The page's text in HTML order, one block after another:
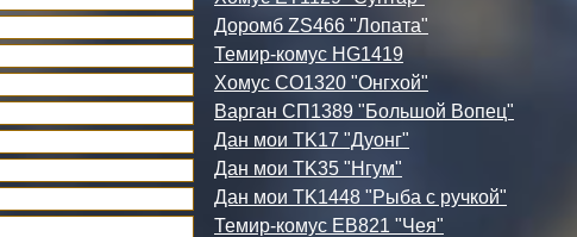
Доромб ZS466 "Лопата"
Темир-комус HG1419
Хомус СО1320 "Онгхой"
Варган СП1389 "Большой Вопец"
Дан мои TK17 "Дуонг"
Дан мои TK35 "Нгум"
Дан мои TK1448 "Рыба с ручкой"
Темир-комус ЕВ821 "Чея"